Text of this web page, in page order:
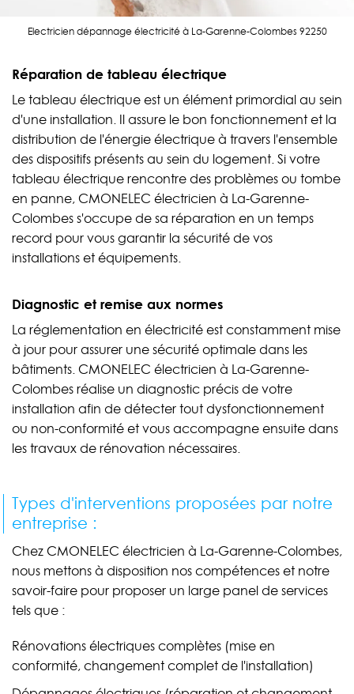
Electricien dépannage électricité à La-Garenne-Colombes 92250
Réparation de tableau électrique
Le tableau électrique est un élément primordial au sein
d'une installation. Il assure le bon fonctionnement et la
distribution de l'énergie électrique à travers l'ensemble
des dispositifs présents au sein du logement. Si votre
tableau électrique rencontre des problèmes ou tombe
en panne, CMONELEC électricien à La-Garenne-
Colombes s'occupe de sa réparation en un temps
record pour vous garantir la sécurité de vos
installations et équipements.
Diagnostic et remise aux normes
La réglementation en électricité est constamment mise
à jour pour assurer une sécurité optimale dans les
bâtiments. CMONELEC électricien à La-Garenne-
Colombes réalise un diagnostic précis de votre
installation afin de détecter tout dysfonctionnement
ou non-conformité et vous accompagne ensuite dans
les travaux de rénovation nécessaires.
Types d'interventions proposées par notre
entreprise :
Chez CMONELEC électricien à La-Garenne-Colombes,
nous mettons à disposition nos compétences et notre
savoir-faire pour proposer un large panel de services
tels que :
Rénovations électriques complètes (mise en
conformité, changement complet de l'installation)